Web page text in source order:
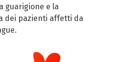
guarigione e la
dei pazienti affetti da